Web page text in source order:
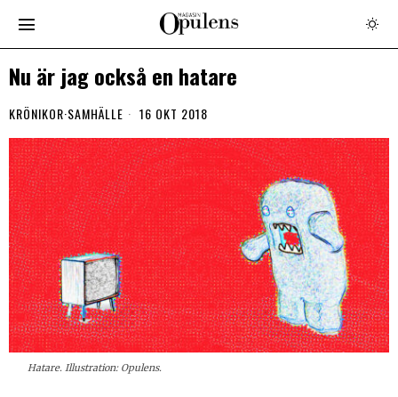
Nu är jag också en hatare
KRÖNIKOR·SAMHÄLLE 16 OKT 2018
Hatare. Illustration: Opulens.